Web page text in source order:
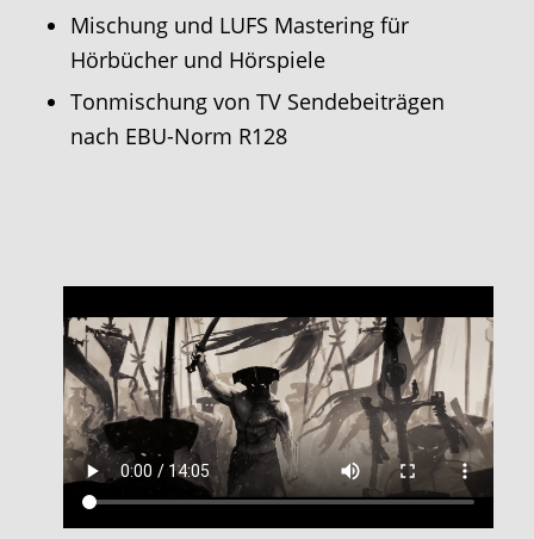
Mischung und LUFS Mastering für
Hörbücher und Hörspiele
Tonmischung von TV Sendebeiträgen
nach EBU-Norm R128